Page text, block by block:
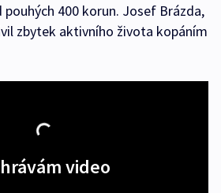
400 korun. Josef Brázda,
zbytek aktivního života kopáním
video